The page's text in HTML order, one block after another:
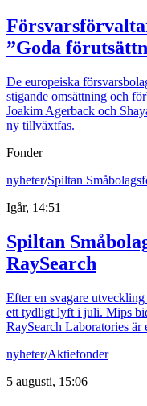
”Goda
De europeiska
stigande omsättning och
Joakim Agerback och
ny tillväxtfas.
Fonder
nyheter/Spiltan
Igår, 14:51
Spiltan
RaySearch
Efter en svagare
ett tydligt lyft i juli. Mips
RaySearch Laboratories
nyheter/Aktiefonder
5 augusti, 15:06